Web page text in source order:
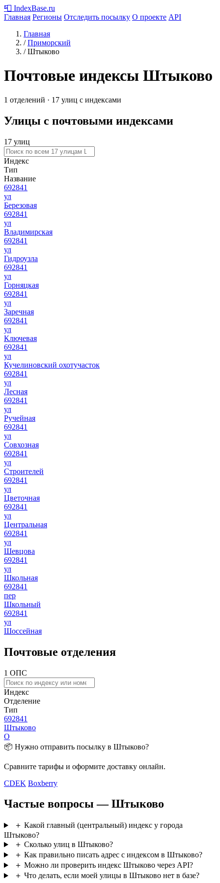
📮 IndexBase.ru
Главная Регионы Отследить посылку О проекте API
Главная
/ Приморский
/ Штыково
Почтовые индексы Штыково
1 отделений · 17 улиц с индексами
Улицы с почтовыми индексами
17 улиц
Индекс
Тип
Название
692841
ул
Березовая
692841
ул
Владимирская
692841
ул
Гидроузла
692841
ул
Горняцкая
692841
ул
Заречная
692841
ул
Ключевая
692841
ул
Кучелиновский охотучасток
692841
ул
Лесная
692841
ул
Ручейная
692841
ул
Совхозная
692841
ул
Строителей
692841
ул
Цветочная
692841
ул
Центральная
692841
ул
Шевцова
692841
ул
Школьная
692841
пер
Школьный
692841
ул
Шоссейная
Почтовые отделения
1 ОПС
Индекс
Отделение
Тип
692841
Штыково
О
📦 Нужно отправить посылку в Штыково?
Сравните тарифы и оформите доставку онлайн.
CDEK Boxberry
Частые вопросы — Штыково
＋ Какой главный (центральный) индекс у города
Штыково?
＋ Сколько улиц в Штыково?
＋ Как правильно писать адрес с индексом в Штыково?
＋ Можно ли проверить индекс Штыково через API?
＋ Что делать, если моей улицы в Штыково нет в базе?